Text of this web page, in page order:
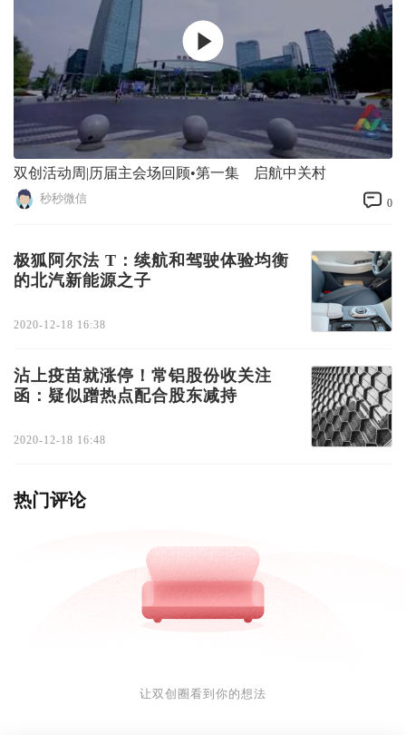
双创活动周|历届主会场回顾•第一集 启航中关村
秒秒微信 0
极狐阿尔法 T：续航和驾驶体验均衡
的北汽新能源之子
2020-12-18 16:38
沾上疫苗就涨停！常铝股份收关注
函：疑似蹭热点配合股东减持
2020-12-18 16:48
热门评论
让双创圈看到你的想法